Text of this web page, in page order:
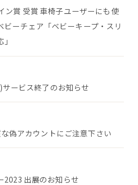
ン賞 受賞 車椅子ユーザーにも使
ビーチェア「ベビーキープ・スリ
ービス終了のお知らせ
偽アカウントにご注意下さい
2023 出展のお知らせ